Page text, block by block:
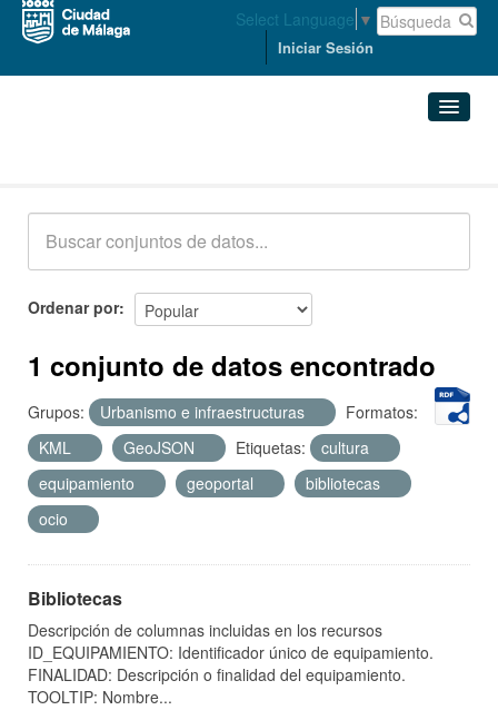
Select Language ▼
Iniciar Sesión
Acerca de
Ordenar por
1 conjunto de datos encontrado
Grupos: Urbanismo e infraestructuras
Formatos:
KML
GeoJSON Etiquetas:
cultura
equipamiento
geoportal
bibliotecas
ocio
Bibliotecas
Descripción de columnas incluidas en los recursos
ID_EQUIPAMIENTO: Identificador único de equipamiento.
FINALIDAD: Descripción o finalidad del equipamiento.
TOOLTIP: Nombre...